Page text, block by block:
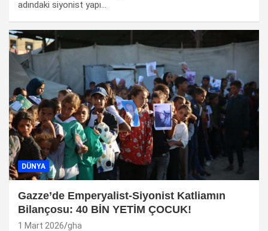
adındaki siyonist yapı…
DÜNYA
Gazze’de Emperyalist-Siyonist Katliamın
Bilançosu: 40 BİN YETİM ÇOCUK!
1 Mart 2026 gha